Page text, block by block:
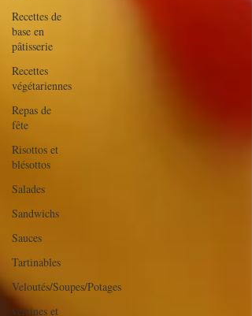
Recettes de
base en
pâtisserie
Recettes
végétariennes
Repas de
fête
Risottos et
blésottos
Salades
Sandwichs
Sauces
Tartinables
Veloutés/Soupes/Potages
verrines et